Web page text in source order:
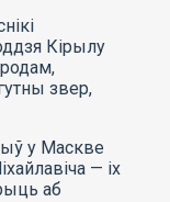
Кірылу
звер,
у Маскве
— іх
аб